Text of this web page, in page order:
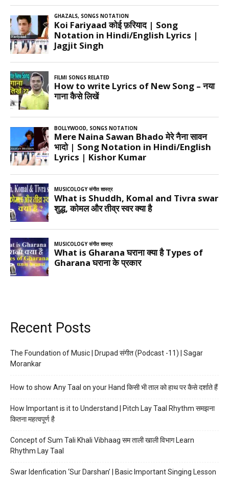
Recent Posts
The Foundation of Music | Drupad संगीत (Podcast -11) | Sagar
Morankar
How to show Any Taal on your Hand किसी भी ताल को हाथ पर कैसे दर्शाते हैं
How Important is it to Understand | Pitch Lay Taal Rhythm समझना
कितना महत्वपूर्ण है
Concept of Sum Tali Khali Vibhaag सम ताली खाली विभाग Learn
Rhythm Lay Taal
Swar Idenfication ‘Sur Darshan’ | Basic Important Singing Lesson